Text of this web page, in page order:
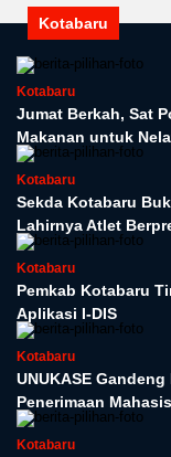
Kotabaru
Kotabaru
Jumat Berkah, Sat
Makanan untuk
Kotabaru
Sekda Kotabaru
Lahirnya Atlet
Kotabaru
Pemkab Kotabaru
Aplikasi I-DIS
Kotabaru
UNUKASE
Penerimaan
Kotabaru